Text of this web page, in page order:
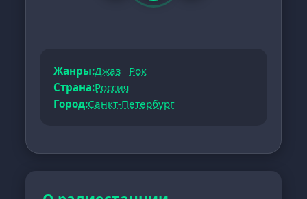
Жанры:Джаз
Рок
Страна:Россия
Город:Санкт-Петербург